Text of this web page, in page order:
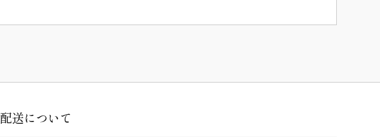
配送について